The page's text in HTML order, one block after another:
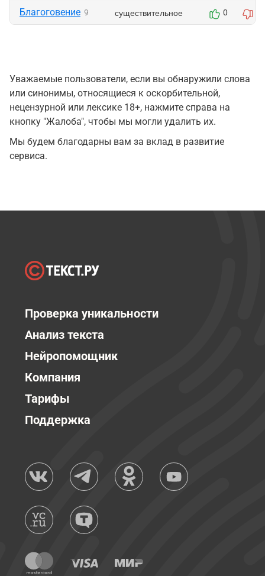
Благоговение 9 существительное 0
Уважаемые пользователи, если вы обнаружили слова
или синонимы, относящиеся к оскорбительной,
нецензурной или лексике 18+, нажмите справа на
кнопку "Жалоба", чтобы мы могли удалить их.
Мы будем благодарны вам за вклад в развитие
сервиса.
Проверка уникальности
Анализ текста
Нейропомощник
Компания
Тарифы
Поддержка